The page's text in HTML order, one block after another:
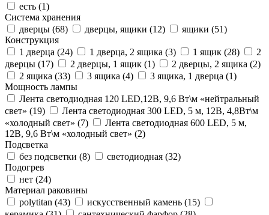
есть (1)
Система хранения
дверцы (68) дверцы, ящики (12) ящики (51)
Конструкция
1 дверца (24) 1 дверца, 2 ящика (3) 1 ящик (28)
2
дверцы (17) 2 дверцы, 1 ящик (1) 2 дверцы, 2 ящика (2)
2 ящика (33) 3 ящика (4) 3 ящика, 1 дверца (1)
Мощность лампы
Лента светодиодная 120 LED,12В, 9,6 Вт\м «нейтральный
свет» (19)
Лента светодиодная 300 LED, 5 м, 12В, 4,8Вт\м
«холодный свет» (7)
Лента светодиодная 600 LED, 5 м,
12В, 9,6 Вт\м «холодный свет» (2)
Подсветка
без подсветки (8) светодиодная (32)
Подогрев
нет (24)
Материал раковины
polytitan (43) искусственный камень (15)